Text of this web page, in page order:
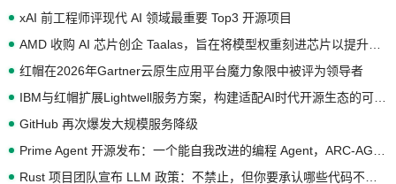
xAI 前工程师评现代 AI 领域最重要 Top3 开源项目
红帽在2026年Gartner云原生应用平台魔力象限中被评为领导者
GitHub 再次爆发大规模服务降级